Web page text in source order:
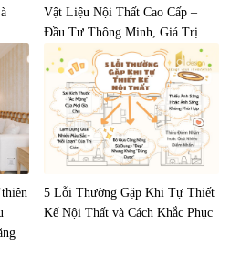
Vật Liệu Nội Thất Cao Cấp –
Đầu Tư Thông Minh, Giá Trị
Bền Lâu
5 Lỗi Thường Gặp Khi Tự Thiết
Kế Nội Thất và Cách Khắc Phục